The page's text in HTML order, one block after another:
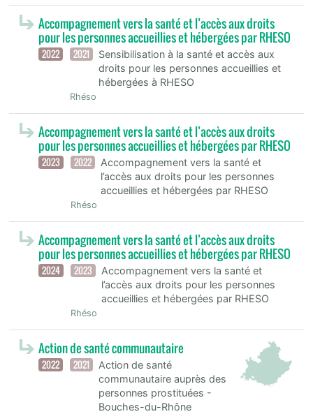
Accompagnement vers la santé et l’accès aux droits
pour les personnes accueillies et hébergées par RHESO
2022 2021
Sensibilisation à la santé et accès aux
droits pour les personnes accueillies et
hébergées à RHESO
Rhéso
Accompagnement vers la santé et l’accès aux droits
pour les personnes accueillies et hébergées par RHESO
2023 2022
Accompagnement vers la santé et
l’accès aux droits pour les personnes
accueillies et hébergées par RHESO
Rhéso
Accompagnement vers la santé et l’accès aux droits
pour les personnes accueillies et hébergées par RHESO
2024 2023
Accompagnement vers la santé et
l’accès aux droits pour les personnes
accueillies et hébergées par RHESO
Rhéso
Action de santé communautaire
2022 2021
Action de santé
communautaire auprès des
personnes prostituées -
Bouches-du-Rhône